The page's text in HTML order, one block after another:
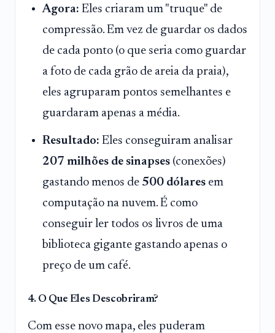
Agora: Eles criaram um "truque" de
compressão. Em vez de guardar os dados
de cada ponto (o que seria como guardar
a foto de cada grão de areia da praia),
eles agruparam pontos semelhantes e
guardaram apenas a média.
Resultado: Eles conseguiram analisar
207 milhões de sinapses (conexões)
gastando menos de 500 dólares em
computação na nuvem. É como
conseguir ler todos os livros de uma
biblioteca gigante gastando apenas o
preço de um café.
4. O Que Eles Descobriram?
Com esse novo mapa, eles puderam